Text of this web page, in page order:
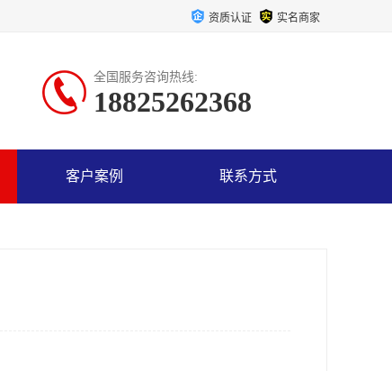
资质认证 实名商家
全国服务咨询热线:
18825262368
客户案例 联系方式